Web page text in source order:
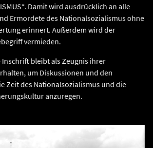
Damit wird ausdrücklich an alle
Ermordete des Nationalsozialismus ohne
erinnert. Außerdem wird der
vermieden.
bleibt als Zeugnis ihrer
um Diskussionen und den
Zeit des Nationalsozialismus und die
anzuregen.